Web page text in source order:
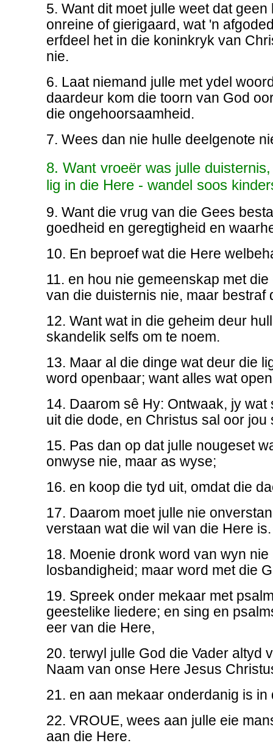
5. Want dit moet julle weet dat
onreine of gierigaard, wat 'n
erfdeel het in die koninkryk van
nie.
6. Laat niemand julle met ydel
daardeur kom die toorn van God
die ongehoorsaamheid.
7. Wees dan nie hulle deelgenote
8. Want vroeër was julle
lig in die Here - wandel soos
9. Want die vrug van die Gees
goedheid en geregtigheid en
10. En beproef wat die Here
11. en hou nie gemeenskap met
van die duisternis nie, maar bestraf
12. Want wat in die geheim deur
skandelik selfs om te noem.
13. Maar al die dinge wat deur die
word openbaar; want alles wat
14. Daarom sê Hy: Ontwaak, jy wat
uit die dode, en Christus sal oor jou
15. Pas dan op dat julle nougeset
onwyse nie, maar as wyse;
16. en koop die tyd uit, omdat die
17. Daarom moet julle nie
verstaan wat die wil van die Here is.
18. Moenie dronk word van wyn nie
losbandigheid; maar word met die
19. Spreek onder mekaar met
geestelike liedere; en sing en
eer van die Here,
20. terwyl julle God die Vader altyd
Naam van onse Here Jesus
21. en aan mekaar onderdanig is
22. VROUE, wees aan julle eie
aan die Here.